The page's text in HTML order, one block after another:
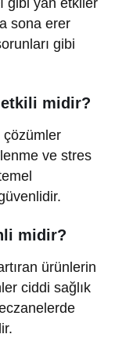
sona erer
gibi
midir?
çözümler
ve stres
midir?
ürünlerin
ciddi sağlık